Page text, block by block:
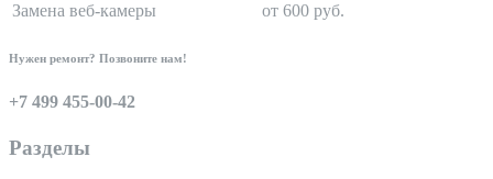
Замена веб-камеры
от 600 руб.
Нужен ремонт? Позвоните нам!
+7 499 455-00-42
Разделы